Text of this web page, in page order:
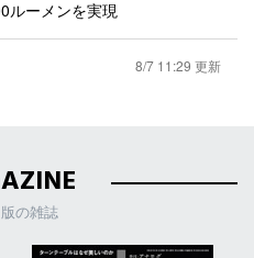
ルーメンを実現
8/7 11:29 更新
の雑誌